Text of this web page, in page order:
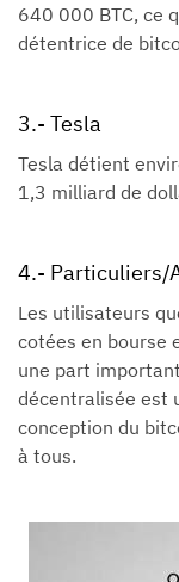
640 000 BTC, ce
détentrice de
3.- Tesla
Tesla détient
1,3 milliard de
4.- Particuliers/
Les utilisateurs
cotées en bourse
une part
décentralisée est
conception du
à tous.